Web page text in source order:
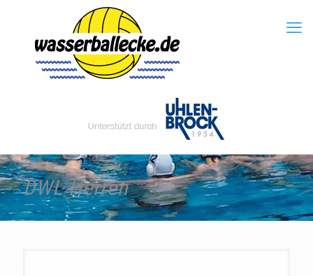
DWL Herren